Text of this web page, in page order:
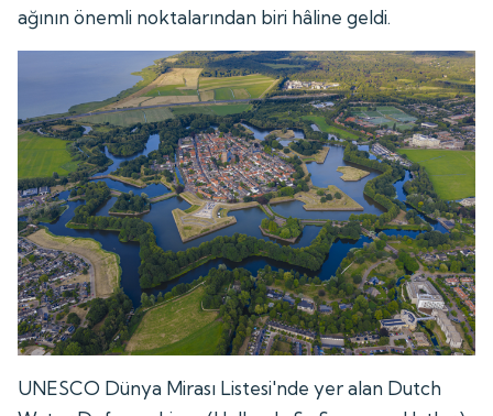
ağının önemli noktalarından biri hâline geldi.
UNESCO Dünya Mirası Listesi'nde yer alan Dutch